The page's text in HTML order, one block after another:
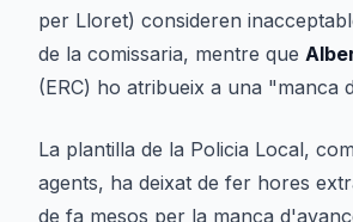
per Lloret) consideren
de la comissaria, mentre que
(ERC) ho atribueix a una "manca
La plantilla de la Policia Local,
agents, ha deixat de fer hores
de fa mesos per la manca